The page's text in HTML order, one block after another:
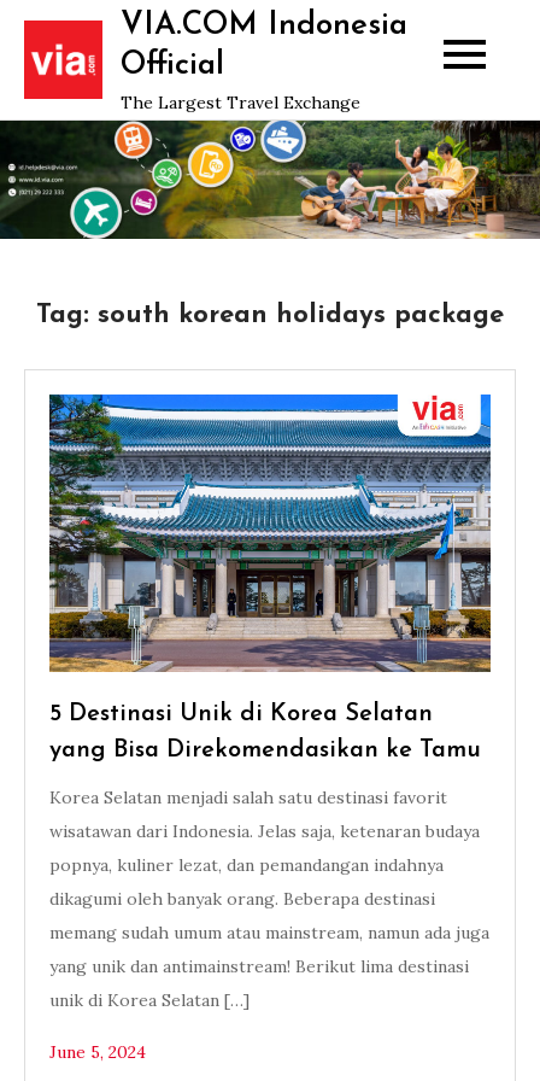
Skip
content
VIA.COM Indonesia
Official
The Largest Travel Exchange
Tag: south korean holidays package
5 Destinasi Unik di Korea Selatan
yang Bisa Direkomendasikan ke Tamu
Korea Selatan menjadi salah satu destinasi favorit
wisatawan dari Indonesia. Jelas saja, ketenaran budaya
popnya, kuliner lezat, dan pemandangan indahnya
dikagumi oleh banyak orang. Beberapa destinasi
memang sudah umum atau mainstream, namun ada juga
yang unik dan antimainstream! Berikut lima destinasi
unik di Korea Selatan […]
June 5, 2024